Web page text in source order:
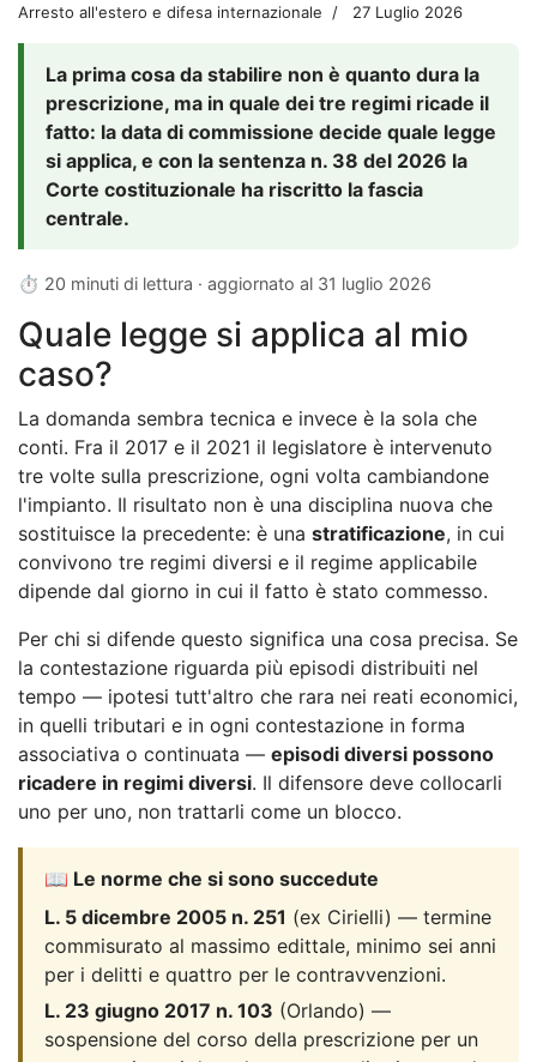
Arresto all'estero e difesa internazionale 27 Luglio 2026
La prima cosa da stabilire non è quanto dura la
prescrizione, ma in quale dei tre regimi ricade il
fatto: la data di commissione decide quale legge
si applica, e con la sentenza n. 38 del 2026 la
Corte costituzionale ha riscritto la fascia
centrale.
⏱ 20 minuti di lettura · aggiornato al 31 luglio 2026
Quale legge si applica al mio
caso?
La domanda sembra tecnica e invece è la sola che
conti. Fra il 2017 e il 2021 il legislatore è intervenuto
tre volte sulla prescrizione, ogni volta cambiandone
l'impianto. Il risultato non è una disciplina nuova che
sostituisce la precedente: è una stratificazione, in cui
convivono tre regimi diversi e il regime applicabile
dipende dal giorno in cui il fatto è stato commesso.
Per chi si difende questo significa una cosa precisa. Se
la contestazione riguarda più episodi distribuiti nel
tempo — ipotesi tutt'altro che rara nei reati economici,
in quelli tributari e in ogni contestazione in forma
associativa o continuata — episodi diversi possono
ricadere in regimi diversi. Il difensore deve collocarli
uno per uno, non trattarli come un blocco.
📖 Le norme che si sono succedute
L. 5 dicembre 2005 n. 251 (ex Cirielli) — termine
commisurato al massimo edittale, minimo sei anni
per i delitti e quattro per le contravvenzioni.
L. 23 giugno 2017 n. 103 (Orlando) —
sospensione del corso della prescrizione per un